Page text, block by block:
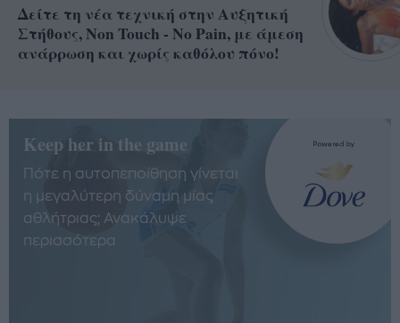
Δείτε τη νέα τεχνική στην Αυξητική
Στήθους, Non Touch - No Pain, με άμεση
ανάρρωση και χωρίς καθόλου πόνο!
Keep her in the game
Πότε η αυτοπεποίθηση γίνεται
η μεγαλύτερη δύναμη μίας
αθλήτριας; Ανακάλυψε
περισσότερα